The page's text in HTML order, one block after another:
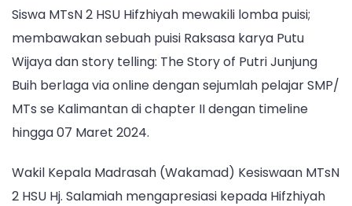
GSOC
Siswa MTsN 2 HSU Hifzhiyah mewakili lomba puisi;
membawakan sebuah puisi Raksasa karya Putu
Wijaya dan story telling: The Story of Putri Junjung
Buih berlaga via online dengan sejumlah pelajar SMP/
MTs se Kalimantan di chapter II dengan timeline
hingga 07 Maret 2024.
Wakil Kepala Madrasah (Wakamad) Kesiswaan MTsN
2 HSU Hj. Salamiah mengapresiasi kepada Hifzhiyah